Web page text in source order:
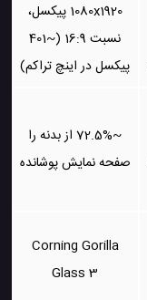
1080x1920 پیکسل،
نسبت 16:9 (~401
پیکسل در اینچ تراکم)
~72.5% از بدنه را
صفحه نمایش پوشانده
Corning Gorilla
Glass 3